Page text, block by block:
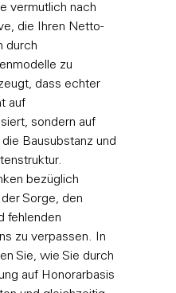
vermutlich nach
die Ihren Netto-
durch
zu
dass echter
auf
sondern auf
Bausubstanz und
bezüglich
Sorge, den
fehlenden
zu verpassen. In
Sie, wie Sie durch
auf Honorarbasis